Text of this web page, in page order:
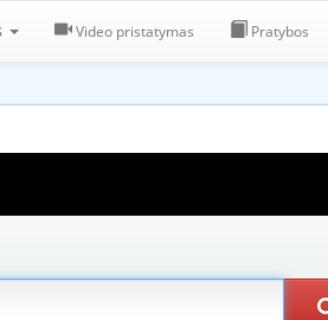
Video pristatymas Pratybos